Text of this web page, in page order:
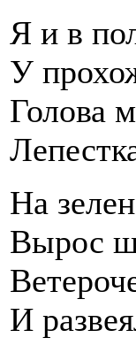
Я и в
У
Голова
На
Вырос
И